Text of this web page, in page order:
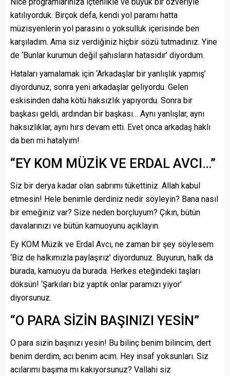
katılıyorduk. Birçok defa, kendi yol paramı hatta
müzisyenlerin yol parasını o yoksulluk içerisinde ben
karşıladım. Ama siz verdiğiniz hiçbir sözü tutmadınız. Yine
de ‘Bunlar kurumun değil şahısların hatasıdır’ diyordum.
Hataları yamalamak için ‘Arkadaşlar bir yanlışlık yapmış’
diyordunuz, sonra yeni arkadaşlar geliyordu. Gelen
eskisinden daha kötü haksızlık yapıyordu. Sonra bir
başkası geldi, ardından bir başkası… Aynı yanlışlar, aynı
haksızlıklar, aynı hırs devam etti. Evet onca arkadaş haklı
da ben mi hatalyım!
“EY KOM MÜZİK VE ERDAL AVCI…”
Siz bir derya kadar olan sabrımı tükettiniz. Allah kabul
etmesin! Hele benimle derdiniz nedir söyleyin? Bana nasıl
bir emeğiniz var? Size neden borçluyum? Çıkın, bütün
davalarınızı ve bütün kamuoyunu açıklayın.
Ey KOM Müzik ve Erdal Avcı, ne zaman bir şey söylesem
‘Biz de halkımızla paylaşırız’ diyordunuz. Buyurun, halk da
burada, kamuoyu da burada. Herkes eteğindeki taşları
döksün! ‘Şarkıları biz yaptık onlar paramızı yiyor’
diyorsunuz.
“O PARA SİZİN BAŞINIZI YESİN”
O para sizin başınızı yesin! Bu bilinç benim bilincim, dert
benim derdim, acı benim acım. Hey insaf yoksunları. Siz
acılarımı başıma mı kakıyorsunuz? Vallahi siz